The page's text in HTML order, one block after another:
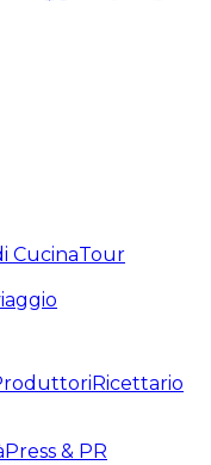
CucinaTour
Ricettario
Press & PR